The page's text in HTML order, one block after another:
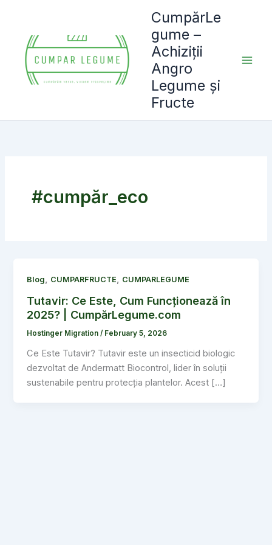
content
CumpărLe
gume –
Achiziții
Angro
Legume și
Fructe
#cumpăr_eco
Blog, CUMPARFRUCTE, CUMPARLEGUME
Tutavir: Ce Este, Cum Funcționează în
2025? | CumpărLegume.com
Hostinger Migration/ February 5, 2026
Ce Este Tutavir? Tutavir este un insecticid biologic
dezvoltat de Andermatt Biocontrol, lider în soluții
sustenabile pentru protecția plantelor. Acest […]